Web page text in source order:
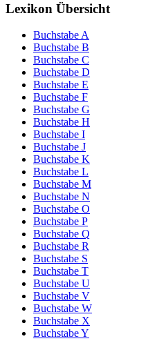
Lexikon Übersicht
Buchstabe A
Buchstabe B
Buchstabe C
Buchstabe D
Buchstabe E
Buchstabe F
Buchstabe G
Buchstabe H
Buchstabe I
Buchstabe J
Buchstabe K
Buchstabe L
Buchstabe M
Buchstabe N
Buchstabe O
Buchstabe P
Buchstabe Q
Buchstabe R
Buchstabe S
Buchstabe T
Buchstabe U
Buchstabe V
Buchstabe W
Buchstabe X
Buchstabe Y